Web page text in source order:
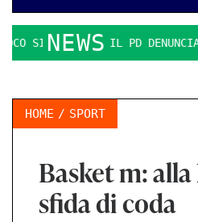
NEWS
SI FA DURO. IL PD DENUNCIA
HOME SPORT
Basket m:
sfida di coda